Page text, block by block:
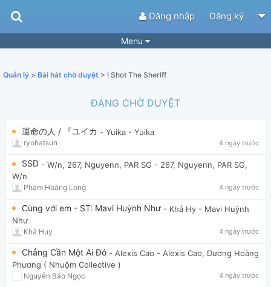
Đăng nhập Đăng ký
Menu
Tìm theo hợp âm
Tắt quảng cáo
Quản lý > Bài hát chờ duyệt > I Shot The Sheriff
ĐANG CHỜ DUYỆT
運命の人 / 『ユイカ - Yuika - Yuika
ryohatsun 4 ngày trước
SSD - W/n, 267, Nguyenn, PAR SG - 267, Nguyenn, PAR SG,
W/n
Phạm Hoàng Long 4 ngày trước
Cùng với em - ST: Mavi Huỳnh Như - Khả Hy - Mavi Huỳnh
Như
Khả Huy 4 ngày trước
Chẳng Cần Một Ai Đó - Alexis Cao - Alexis Cao, Dương Hoàng
Phương ( Nhuộm Collective )
Nguyễn Bảo Ngọc 4 ngày trước